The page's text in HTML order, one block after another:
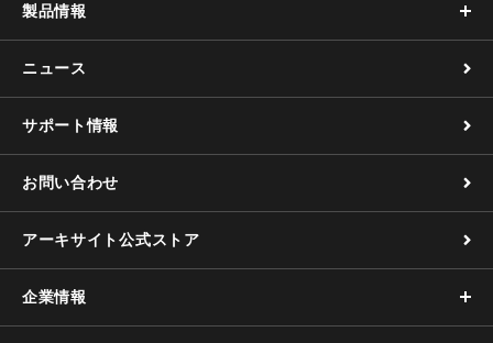
製品情報
ニュース
サポート情報
お問い合わせ
アーキサイト公式ストア
企業情報